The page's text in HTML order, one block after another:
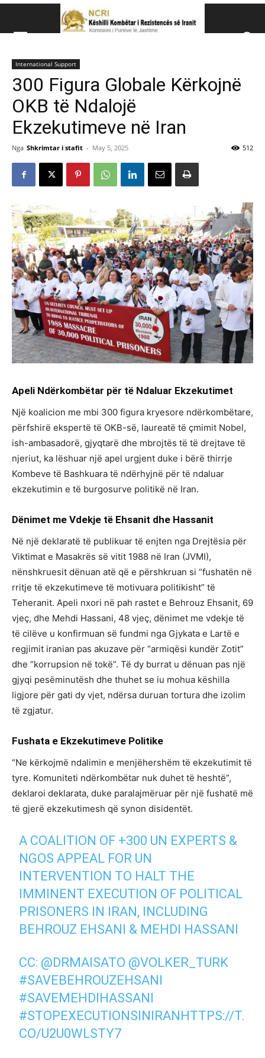
Këshillit Kombëtar të Rezistencës së Iranit (NCRI)
International Support
300 Figura Globale Kërkojnë
OKB të Ndalojë
Ekzekutimeve në Iran
Nga Shkrimtar i stafit - May 5, 2025 512
Apeli Ndërkombëtar për të Ndaluar Ekzekutimet
Një koalicion me mbi 300 figura kryesore ndërkombëtare,
përfshirë ekspertë të OKB-së, laureatë të çmimit Nobel,
ish-ambasadorë, gjyqtarë dhe mbrojtës të të drejtave të
njeriut, ka lëshuar një apel urgjent duke i bërë thirrje
Kombeve të Bashkuara të ndërhyjnë për të ndaluar
ekzekutimin e të burgosurve politikë në Iran.
Dënimet me Vdekje të Ehsanit dhe Hassanit
Në një deklaratë të publikuar të enjten nga Drejtësia për
Viktimat e Masakrës së vitit 1988 në Iran (JVMI),
nënshkruesit dënuan atë që e përshkruan si “fushatën në
rritje të ekzekutimeve të motivuara politikisht” të
Teheranit. Apeli nxori në pah rastet e Behrouz Ehsanit, 69
vjeç, dhe Mehdi Hassani, 48 vjeç, dënimet me vdekje të
të cilëve u konfirmuan së fundmi nga Gjykata e Lartë e
regjimit iranian pas akuzave për “armiqësi kundër Zotit”
dhe “korrupsion në tokë”. Të dy burrat u dënuan pas një
gjyqi pesëminutësh dhe thuhet se iu mohua këshilla
ligjore për gati dy vjet, ndërsa duruan tortura dhe izolim
të zgjatur.
Fushata e Ekzekutimeve Politike
“Ne kërkojmë ndalimin e menjëhershëm të ekzekutimit të
tyre. Komuniteti ndërkombëtar nuk duhet të heshtë”,
deklaroi deklarata, duke paralajmëruar për një fushatë më
të gjerë ekzekutimesh që synon disidentët.
A COALITION OF +300 UN EXPERTS &
NGOS APPEAL FOR UN
INTERVENTION TO HALT THE
IMMINENT EXECUTION OF POLITICAL
PRISONERS IN IRAN, INCLUDING
BEHROUZ EHSANI & MEHDI HASSANI
CC: @DRMAISATO @VOLKER_TURK
#SAVEBEHROUZEHSANI
#SAVEMEHDIHASSANI
#STOPEXECUTIONSINIRANHTTPS://T.
CO/U2U0WLSTY7